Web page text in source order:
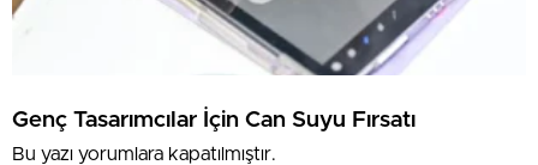
Genç Tasarımcılar İçin Can Suyu Fırsatı
Bu yazı yorumlara kapatılmıştır.